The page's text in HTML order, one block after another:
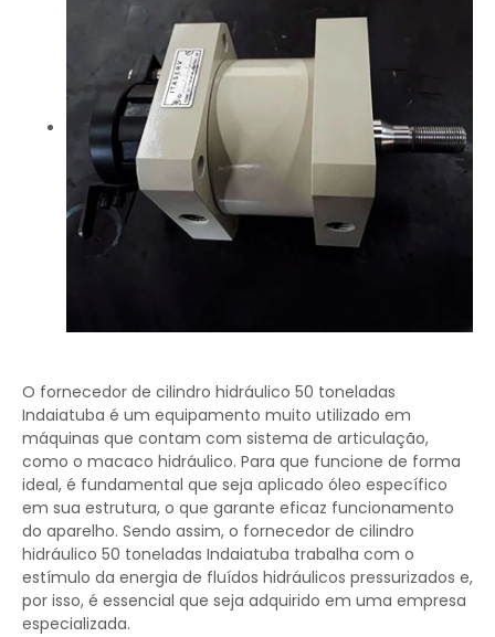
O fornecedor de cilindro hidráulico 50 toneladas
Indaiatuba é um equipamento muito utilizado em
máquinas que contam com sistema de articulação,
como o macaco hidráulico. Para que funcione de forma
ideal, é fundamental que seja aplicado óleo específico
em sua estrutura, o que garante eficaz funcionamento
do aparelho. Sendo assim, o fornecedor de cilindro
hidráulico 50 toneladas Indaiatuba trabalha com o
estímulo da energia de fluídos hidráulicos pressurizados e,
por isso, é essencial que seja adquirido em uma empresa
especializada.